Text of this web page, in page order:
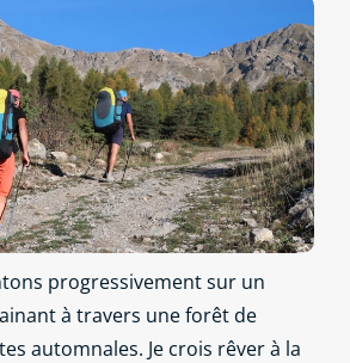
progressivement sur un
à travers une forêt de
automnales. Je crois rêver à la